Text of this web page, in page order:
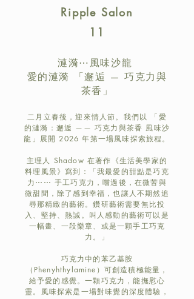
Ripple Salon
11
漣漪⋯風味沙龍
愛的漣漪 「邂逅 — 巧克力與
茶香」
二月立春後，迎來情人節。我們以 「愛
的漣漪：邂逅 —— 巧克力與茶香 風味沙
龍」展開 2026 年第一場風味探索旅程。
主理人 Shadow 在著作《生活美學家的
料理風景》寫到：「我最愛的甜點是巧克
力⋯⋯ 手工巧克力，嚐過後，在微苦與
微甜間，除了感到幸福，也讓人不期然追
尋那精緻的藝術。鑽研藝術需要無比投
入、堅持、熱誠。叫人感動的藝術可以是
一幅畫、一段樂章、或是一顆手工巧克
力。」
巧克力中的苯乙基胺
（Phenyhthylamine）可創造積極能量，
給予愛的感覺。一顆巧克力，能撫慰心
靈。風味探索是一場對味覺的深度體驗，